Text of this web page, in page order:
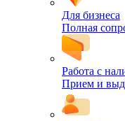
Для бизнеса
Полная
Работа с
Прием и